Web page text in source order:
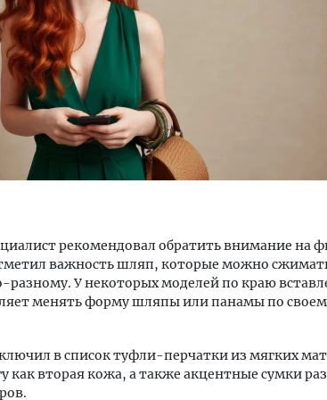
рекомендовал обратить внимание на
важность шляп, которые можно
У некоторых моделей по краю
менять форму шляпы или панамы по
в список туфли-перчатки из мягких
как вторая кожа, а также акцентные сумки
Ищем новые берега.
«Жилищной инициативы»
СТРОИТЕЛЬСТВО